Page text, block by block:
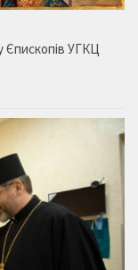
Єпископів УГКЦ